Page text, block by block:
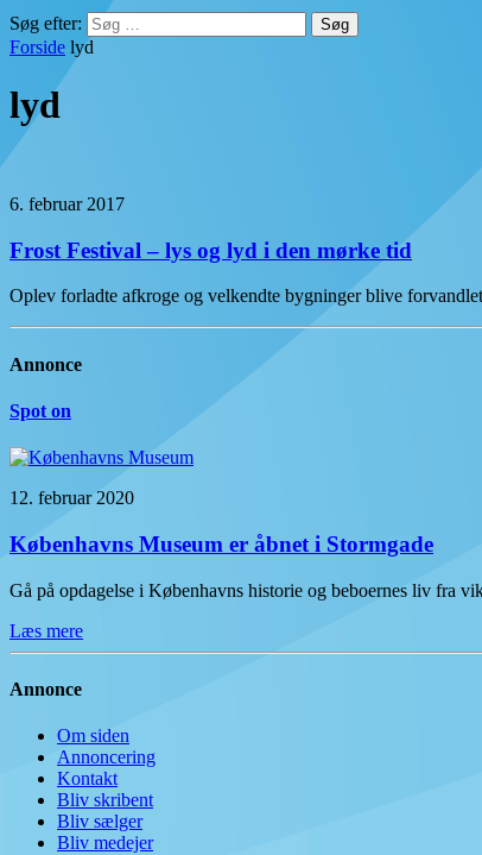
Søg efter:
Forside lyd
lyd
6. februar 2017
Frost Festival – lys og lyd i den mørke tid
Oplev forladte afkroge og velkendte bygninger blive
Annonce
Spot on
12. februar 2020
Københavns Museum er åbnet i Stormgade
Gå på opdagelse i Københavns historie og beboernes liv fra
Læs mere
Annonce
Om siden
Annoncering
Kontakt
Bliv skribent
Bliv sælger
Bliv medejer